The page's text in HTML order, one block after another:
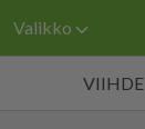
Valikko
VIIHDE